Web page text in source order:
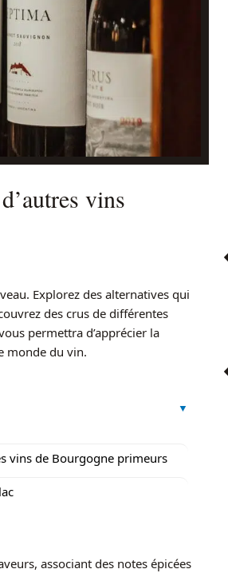
vins
Explorez des alternatives qui
des crus de différentes
permettra d’apprécier la
monde du vin.
vins de Bourgogne primeurs
associant des notes épicées